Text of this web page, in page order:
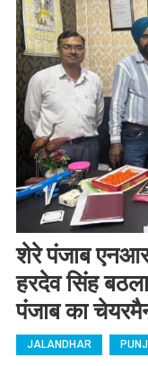
शेरे पंजाब
हरदेव सिंह
पंजाब का
JALANDHAR